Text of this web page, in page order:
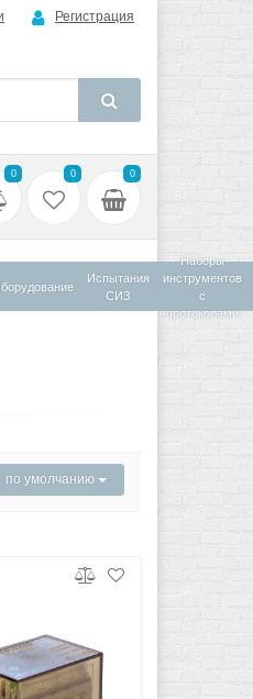
Регистрация
0 0 0
Испытания
СИЗ
Наборы
инструментов
с
протоколами
по умолчанию